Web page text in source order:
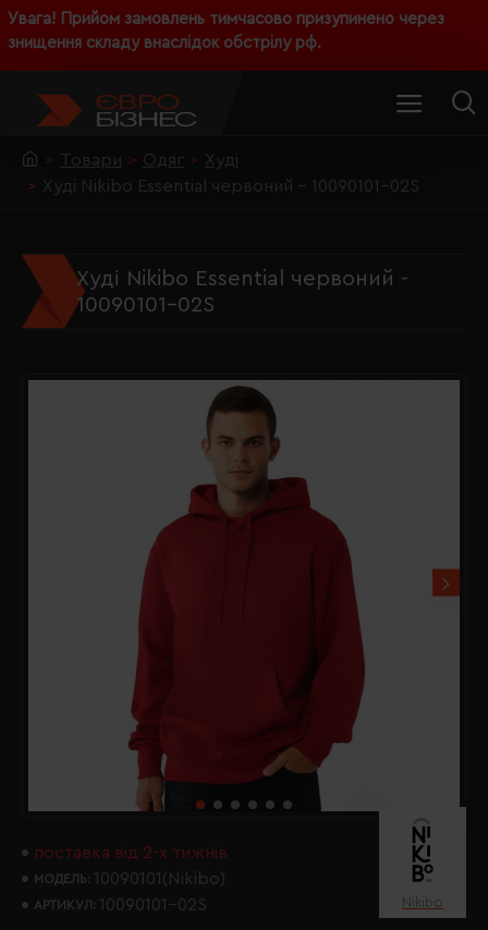
Увага! Прийом замовлень тимчасово призупинено через
знищення складу внаслідок обстрілу рф.
Товари Одяг
Худі
Худі Nikibo Essential червоний - 10090101-02S
Худі Nikibo Essential червоний -
10090101-02S
поставка від 2-х тижнів
МОДЕЛЬ: 10090101(Nikibo)
АРТИКУЛ: 10090101-02S Nikibo